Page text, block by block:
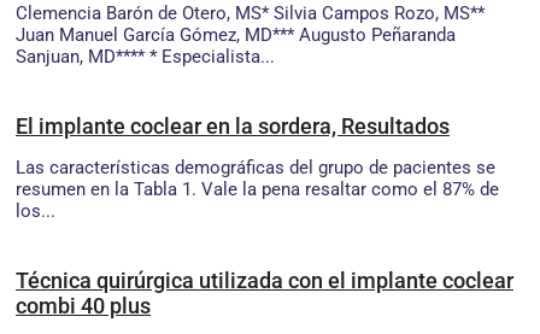
Clemencia Barón de Otero, MS* Silvia Campos Rozo, MS**
Juan Manuel García Gómez, MD*** Augusto Peñaranda
Sanjuan, MD**** * Especialista...
El implante coclear en la sordera, Resultados
Las características demográficas del grupo de pacientes se
resumen en la Tabla 1. Vale la pena resaltar como el 87% de
los...
Técnica quirúrgica utilizada con el implante coclear
combi 40 plus